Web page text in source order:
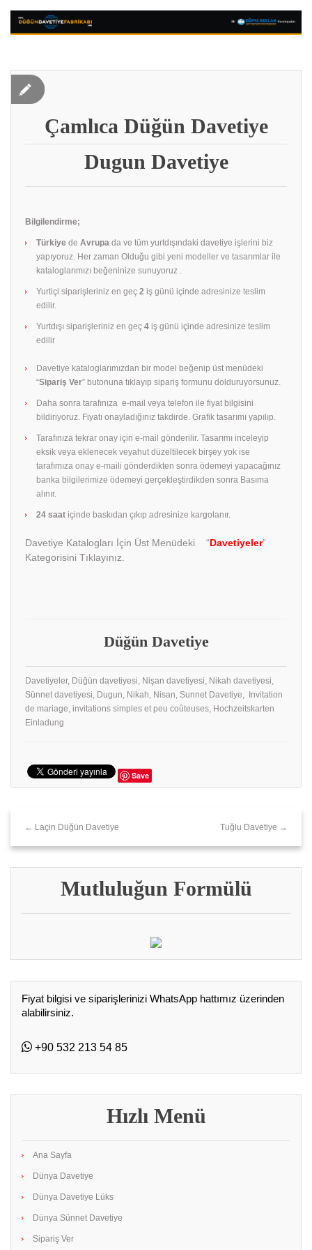
Çamlıca Düğün Davetiye
Dugun Davetiye
Bilgilendirme;
Türkiye de Avrupa da ve tüm yurtdışındaki davetiye işlerini biz
yapıyoruz. Her zaman Olduğu gibi yeni modeller ve tasarımlar ile
kataloglarımızı beğeninize sunuyoruz .
Yurtiçi siparişleriniz en geç 2 iş günü içinde adresinize teslim
edilir.
Yurtdışı siparişleriniz en geç 4 iş günü içinde adresinize teslim
edilir
Davetiye kataloglarımızdan bir model beğenip üst menüdeki
“Sipariş Ver” butonuna tıklayıp sipariş formunu dolduruyorsunuz.
Daha sonra tarafınıza e-mail veya telefon ile fiyat bilgisini
bildiriyoruz. Fiyatı onayladığınız takdirde. Grafik tasarımı yapılıp.
Tarafınıza tekrar onay için e-mail gönderilir. Tasarımı inceleyip
eksik veya eklenecek veyahut düzeltilecek birşey yok ise
tarafımıza onay e-maili gönderdikten sonra ödemeyi yapacağınız
banka bilgilerimize ödemeyi gerçekleştirdikden sonra Basıma
alınır.
24 saat içinde baskıdan çıkıp adresinize kargolanır.
Davetiye Katalogları İçin Üst Menüdeki “Davetiyeler”
Kategorisini Tıklayınız.
Düğün Davetiye
Davetiyeler, Düğün davetiyesi, Nişan davetiyesi, Nikah davetiyesi,
Sünnet davetiyesi, Dugun, Nikah, Nisan, Sunnet Davetiye, Invitation
de mariage, invitations simples et peu coûteuses, Hochzeitskarten
Einladung
Save
← Laçin Düğün Davetiye Tuğlu Davetiye →
Mutluluğun Formülü
Fiyat bilgisi ve siparişlerinizi WhatsApp hattımız üzerinden
alabilirsiniz.
+90 532 213 54 85
Hızlı Menü
Ana Sayfa
Dünya Davetiye
Dünya Davetiye Lüks
Dünya Sünnet Davetiye
Sipariş Ver